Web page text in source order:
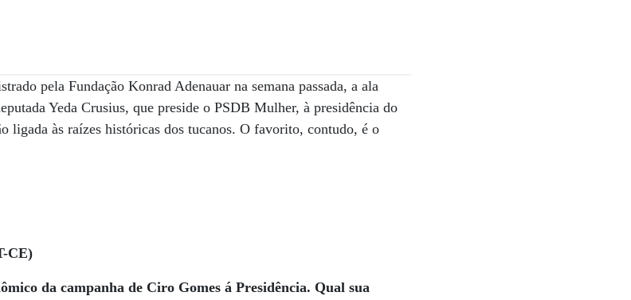
pela Fundação Konrad Adenauar na semana passada, a ala
Yeda Crusius, que preside o PSDB Mulher, à presidência do
ligada às raízes históricas dos tucanos. O favorito, contudo, é o
CE)
da campanha de Ciro Gomes á Presidência. Qual sua